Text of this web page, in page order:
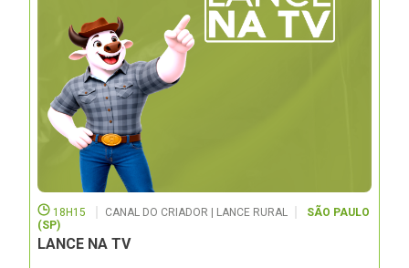
18H15 CANAL DO CRIADOR | LANCE RURAL
SÃO PAULO
(SP)
LANCE NA TV